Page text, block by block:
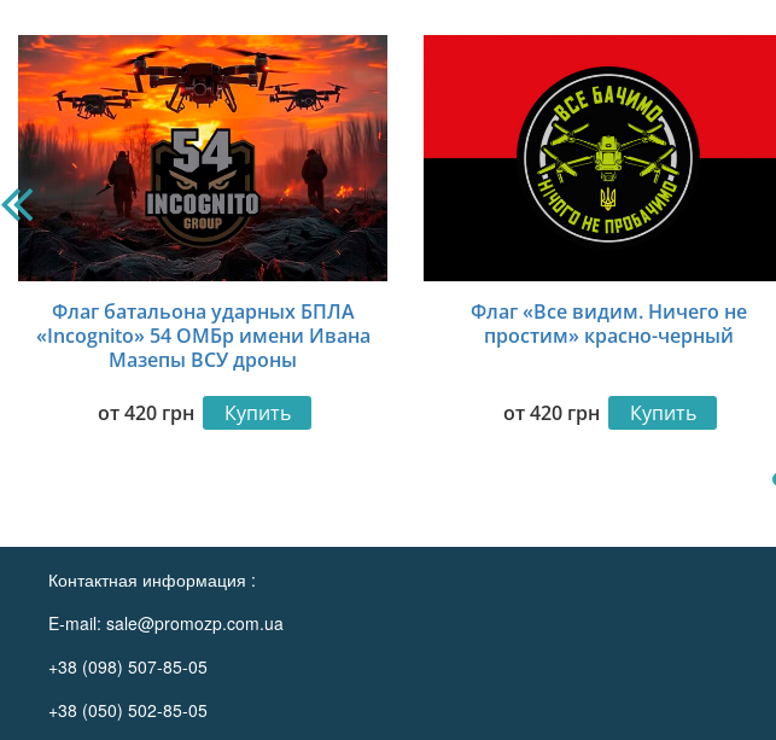
Флаг батальона ударных БПЛА
«Incognito» 54 ОМБр имени Ивана
Мазепы ВСУ дроны
от420 грн Купить
Флаг «Все видим. Ничего не
простим» красно-черный
от420 грн Купить
Контактная информация :
E-mail:sale@promozp.com.ua
+38 (098) 507-85-05
+38 (050) 502-85-05